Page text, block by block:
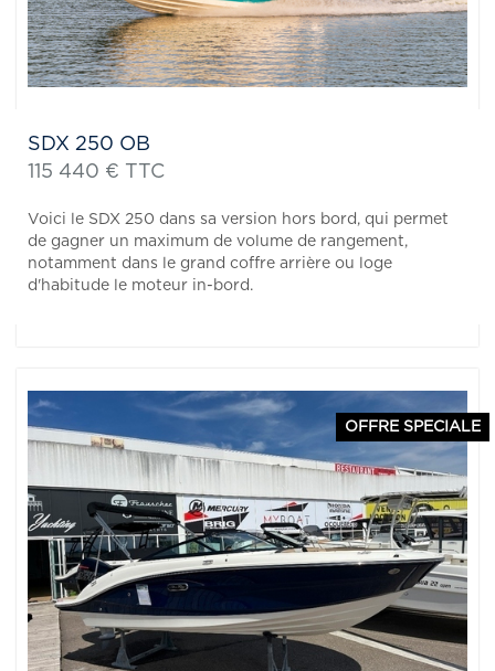
SDX 250 OB
115 440 € TTC
Voici le SDX 250 dans sa version hors bord, qui permet
de gagner un maximum de volume de rangement,
notamment dans le grand coffre arrière ou loge
d'habitude le moteur in-bord.
OFFRE SPECIALE